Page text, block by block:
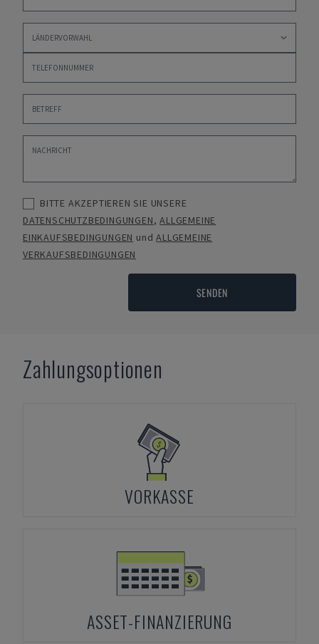
BITTE AKZEPTIEREN SIE UNSERE
DATENSCHUTZBEDINGUNGEN,ALLGEMEINE
EINKAUFSBEDINGUNGEN undALLGEMEINE
VERKAUFSBEDINGUNGEN
SENDEN
Zahlungsoptionen
VORKASSE
ASSET-FINANZIERUNG